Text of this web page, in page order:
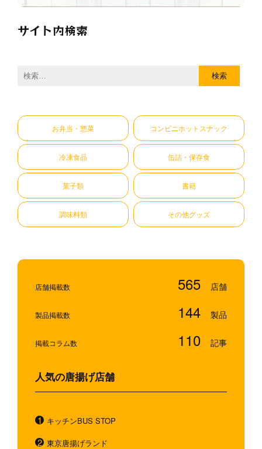
サイト内検索
検
お弁当・惣菜 コンビニホットスナック
冷凍食品 缶詰・保存食
菓子類 書籍
調味料類 その他グッズ
店舗掲載数 565
製品掲載数 144
掲載コラム数 110
人気の唐揚げ店舗
キッチンBUS STOP
東京唐揚げランド